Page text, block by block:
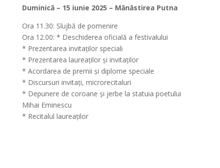
Duminică – 15 iunie 2025 – Mănăstirea Putna
Ora 11.30: Slujbă de pomenire
Ora 12.00: * Deschiderea oficială a festivalului
* Prezentarea invitaților speciali
* Prezentarea laureaților și invitaților
* Acordarea de premii și diplome speciale
* Discursuri invitați, microrecitaluri
* Depunere de coroane și jerbe la statuia poetului
Mihai Eminescu
* Recitalul laureaților